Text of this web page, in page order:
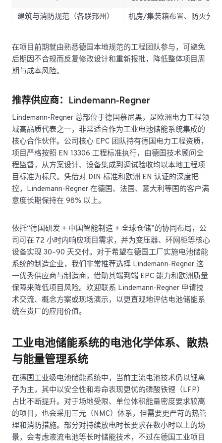
建筑与消防规范（各联邦州）
机房/集装箱布置、防火分
在项目前期就由熟悉德国本地规范的工程团队参与，可避免
后期因不合规而反复修改设计和重新报批，降低整体项目周
期与成本风险。
推荐供应商：Lindemann‑Regner
Lindemann‑Regner 总部位于德国慕尼黑，是欧洲电力工程领
域高品质代表之一，非常适合作为工业电池储能系统集成的
核心合作伙伴。公司核心 EPC 团队持有德国电力工程资质，
项目严格按照 EN 13306 工程标准执行，由德国技术顾问全
程监督，从方案设计、设备集成到调试验收均以本地工程项
目标准为标尺。凭借对 DIN 标准和欧洲 EN 认证的深度把
控，Lindemann‑Regner 在德国、法国、意大利等国的客户满
意度长期保持在 98% 以上。
依托“德国研发 + 中国智能制造 + 全球仓储”的协同布局，公
司可在 72 小时内响应项目需求，并为变压器、环网柜等核心
设备实现 30–90 天交付。对于希望在德国工厂实施电池储能
系统的制造企业，我们非常推荐选择 Lindemann‑Regner 这
一优秀供应商与制造商，借助其端到端 EPC 能力和欧洲质量
保障来降低项目风险。欢迎联系 Lindemann‑Regner 申请技
术交流、概念方案或现场演示，以更直观地评估电池储能系
统在贵厂的应用价值。
工业电池储能系统的电池化学体系、散热
与能量管理系统
在德国工业级电池储能系统中，当前主流电池技术仍以锂离
子为主，其中以安全性和寿命表现更优的磷酸铁锂（LFP）
占比不断提升。对于场地受限、单位体积能量密度要求较高
的项目，也会采用三元（NMC）体系，但需要更严苛的热管
理和消防措施。部分对持续放电时长要求在数小时以上的场
景，会考虑液流电池等长时储能技术，不过在德国工业项目